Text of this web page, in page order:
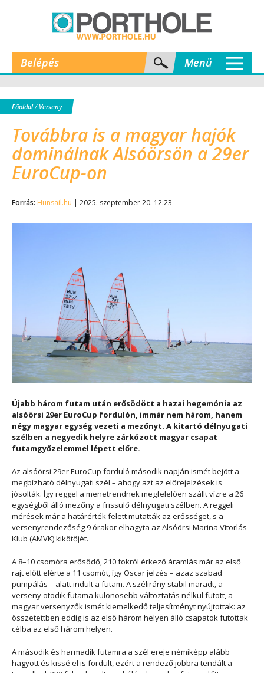
Belépés Menü
Főoldal/ Verseny
Továbbra is a magyar hajók
dominálnak Alsóörsön a 29er
EuroCup-on
Forrás: Hunsail.hu | 2025. szeptember 20. 12:23
Újabb három futam után erősödött a hazai hegemónia az
alsóörsi 29er EuroCup fordulón, immár nem három, hanem
négy magyar egység vezeti a mezőnyt. A kitartó délnyugati
szélben a negyedik helyre zárkózott magyar csapat
futamgyőzelemmel lépett előre.
Az alsóörsi 29er EuroCup forduló második napján ismét bejött a
megbízható délnyugati szél – ahogy azt az előrejelzések is
jósolták. Így reggel a menetrendnek megfelelően szállt vízre a 26
egységből álló mezőny a frissülő délnyugati szélben. A reggeli
mérések már a határérték felett mutatták az erősséget, s a
versenyrendezőség 9 órakor elhagyta az Alsóörsi Marina Vitorlás
Klub (AMVK) kikötőjét.
A 8–10 csomóra erősödő, 210 fokról érkező áramlás már az első
rajt előtt elérte a 11 csomót, így Oscar jelzés – azaz szabad
pumpálás – alatt indult a futam. A szélirány stabil maradt, a
verseny ötödik futama különösebb változtatás nélkül futott, a
magyar versenyzők ismét kiemelkedő teljesítményt nyújtottak: az
összetettben eddig is az első három helyen álló csapatok futottak
célba az első három helyen.
A második és harmadik futamra a szél ereje némiképp alább
hagyott és kissé el is fordult, ezért a rendező jobbra tendált a